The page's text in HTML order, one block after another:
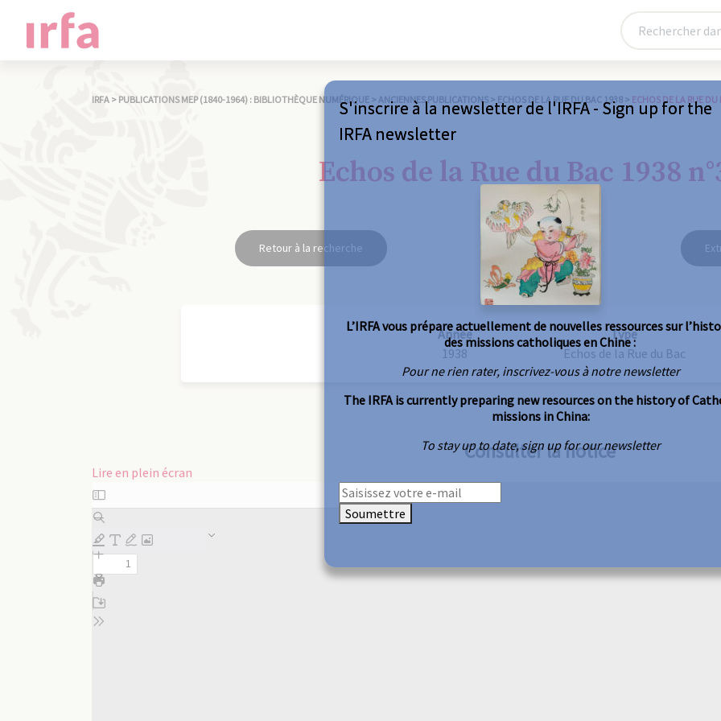
IRFA > PUBLICATIONS MEP (1840-1964) : BIBLIOTHÈQUE NUMÉRIQUE > ANCIENNES PUBLICATIONS > ECHOS DE LA RUE DU BAC 1938 > ECHOS DE LA RUE
Echos de la Rue du Bac 1938
Retour à la recherche
Année
1938
Type
Echos de la Rue du Bac
Consulter la notice
Lire en plein écran
Aller
au
contenu
PDF
S'inscrire à la newsletter de l'IRFA - Sign up for the
IRFA newsletter
L’IRFA vous prépare actuellement de nouvelles ressources sur
des missions catholiques en Chine :
Pour ne rien rater, inscrivez-vous à notre newsletter
The IRFA is currently preparing new resources on the history of
missions in China:
To stay up to date, sign up for our newsletter
Soumettre